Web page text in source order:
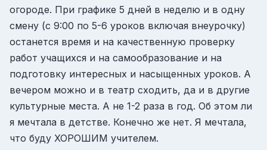
огороде. При графике 5 дней в неделю и в одну
смену (с 9:00 по 5-6 уроков включая внеурочку)
останется время и на качественную проверку
работ учащихся и на самообразование и на
подготовку интересных и насыщенных уроков. А
вечером можно и в театр сходить, да и в другие
культурные места. А не 1-2 раза в год. Об этом ли
я мечтала в детстве. Конечно же нет. Я мечтала,
что буду ХОРОШИМ учителем.